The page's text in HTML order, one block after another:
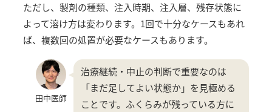
ただし、製剤の種類、注入時期、注入層、残存状態に
よって溶け方は変わります。1回で十分なケースもあれ
ば、複数回の処置が必要なケースもあります。
田中医師
治療継続・中止の判断で重要なのは
「まだ足してよい状態か」を見極める
ことです。ふくらみが残っている方に